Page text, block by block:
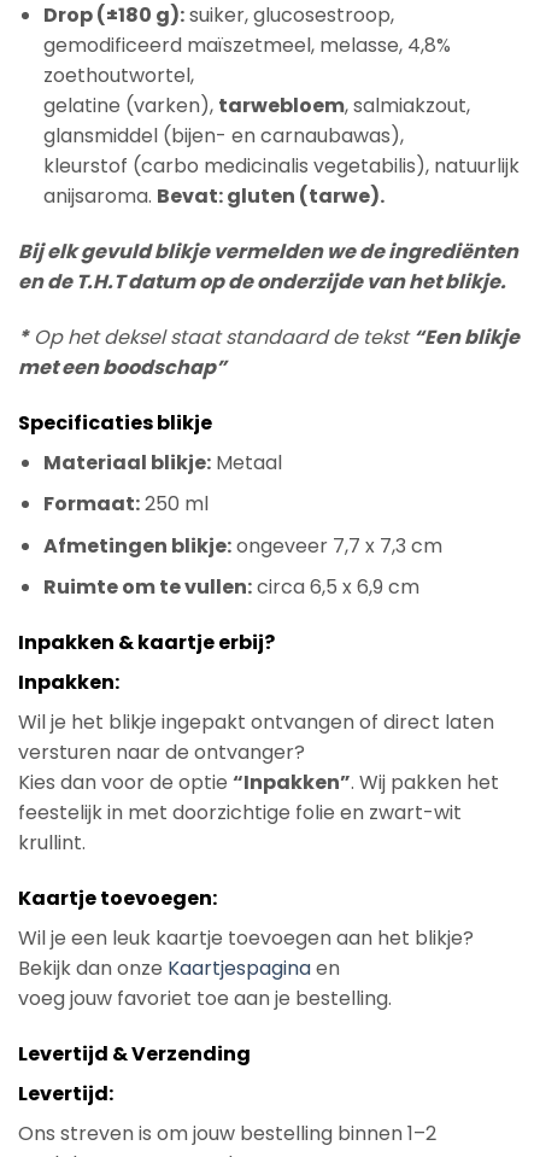
Drop (±180 g):suiker, glucosestroop,
gemodificeerd maïszetmeel, melasse, 4,8%
zoethoutwortel,
gelatine (varken), tarwebloem, salmiakzout,
glansmiddel (bijen- en carnaubawas),
kleurstof (carbo medicinalis vegetabilis), natuurlijk
anijsaroma. Bevat: gluten (tarwe).
Bij elk gevuld blikje vermelden we de ingrediënten
en de T.H.T datum op de onderzijde van het blikje.
*Op het deksel staat standaard de tekst“Een blikje
met een boodschap”
Specificaties blikje
Materiaal blikje:Metaal
Formaat:250 ml
Afmetingen blikje:ongeveer 7,7 x 7,3 cm
Ruimte om te vullen:circa 6,5 x 6,9 cm
Inpakken & kaartje erbij?
Inpakken:
Wil je het blikje ingepakt ontvangen of direct laten
versturen naar de ontvanger?
Kies dan voor de optie “Inpakken”. Wij pakken het
feestelijk in met doorzichtige folie en zwart-wit
krullint.
Kaartje toevoegen:
Wil je een leuk kaartje toevoegen aan het blikje?
Bekijk dan onze Kaartjespaginaen
voeg jouw favoriet toe aan je bestelling.
Levertijd & Verzending
Levertijd:
Ons streven is om jouw bestelling binnen 1–2